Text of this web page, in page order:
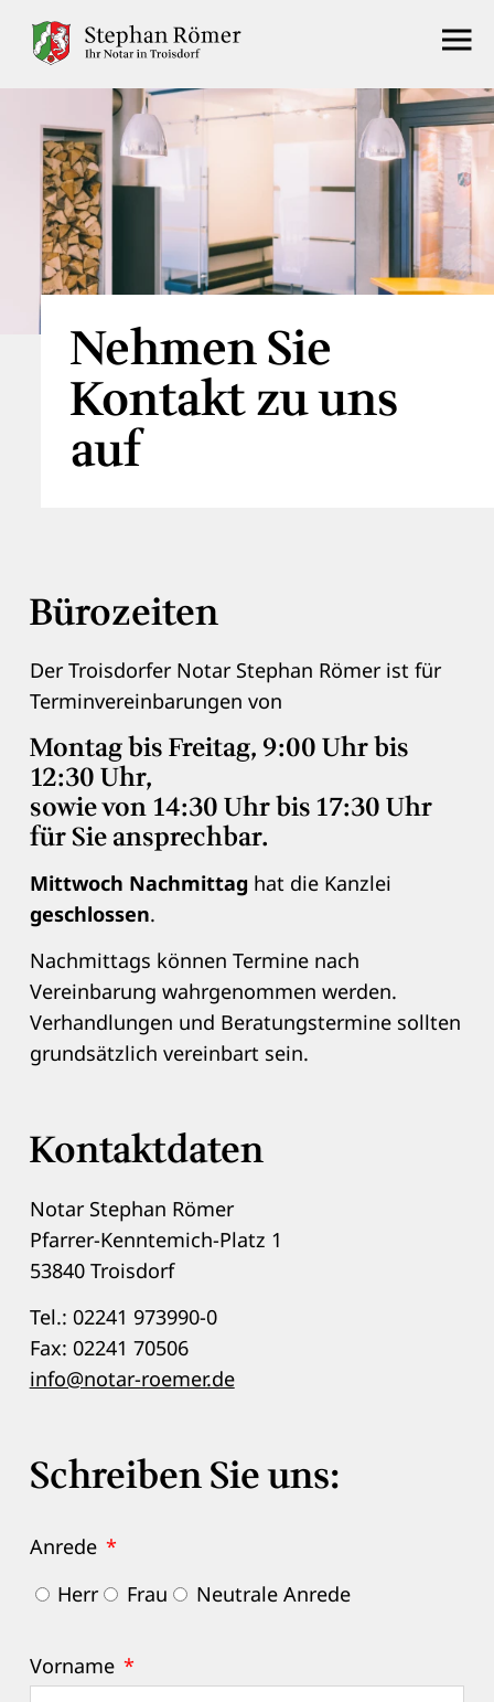
Nehmen Sie
Kontakt zu uns
auf
Bürozeiten
Der Troisdorfer Notar Stephan Römer ist für
Terminvereinbarungen von
Montag bis Freitag, 9:00 Uhr bis
12:30 Uhr,
sowie von 14:30 Uhr bis 17:30 Uhr
für Sie ansprechbar.
Mittwoch Nachmittaghat die Kanzlei
geschlossen.
Nachmittags können Termine nach
Vereinbarung wahrgenommen werden.
Verhandlungen und Beratungstermine sollten
grundsätzlich vereinbart sein.
Kontaktdaten
Notar Stephan Römer
Pfarrer-Kenntemich-Platz 1
53840 Troisdorf
Tel.: 02241 973990-0
Fax: 02241 70506
info@notar-roemer.de
Schreiben Sie uns:
Anrede *
Herr
Frau Neutrale Anrede
Vorname *